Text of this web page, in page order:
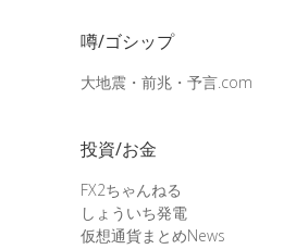
噂/ゴシップ
大地震・前兆・予言.com
投資/お金
FX2ちゃんねる
しょういち発電
仮想通貨まとめNews